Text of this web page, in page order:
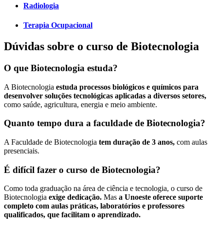
Radiologia
Terapia Ocupacional
Dúvidas sobre o curso de Biotecnologia
O que Biotecnologia estuda?
A Biotecnologia estuda processos biológicos e químicos para
desenvolver soluções tecnológicas aplicadas a diversos setores,
como saúde, agricultura, energia e meio ambiente.
Quanto tempo dura a faculdade de Biotecnologia?
A Faculdade de Biotecnologia tem duração de 3 anos, com aulas
presenciais.
É difícil fazer o curso de Biotecnologia?
Como toda graduação na área de ciência e tecnologia, o curso de
Biotecnologia exige dedicação. Mas a Unoeste oferece suporte
completo com aulas práticas, laboratórios e professores
qualificados, que facilitam o aprendizado.